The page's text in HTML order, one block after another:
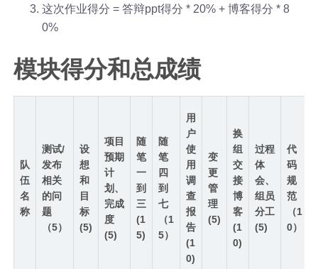
这次作业得分 = 答辩ppt得分 * 20% + 博客得分 * 8
0%
模块得分和总成绩
队
伍
名
称
测试/
发布
相关
的问
题
（5）
设
想
和
目
标
(5)
项目
预期
计
划、
完成
度
(5)
随
笔
一
到
三
(1
5)
随
笔
四
到
七
（1
5）
用
户
使
用
调
查
报
告
(1
0)
变
更
管
理
(5)
换
组
交
接
博
客
(1
0)
过程
体
会、
组员
分工
(5)
代
码
规
范
（1
0）